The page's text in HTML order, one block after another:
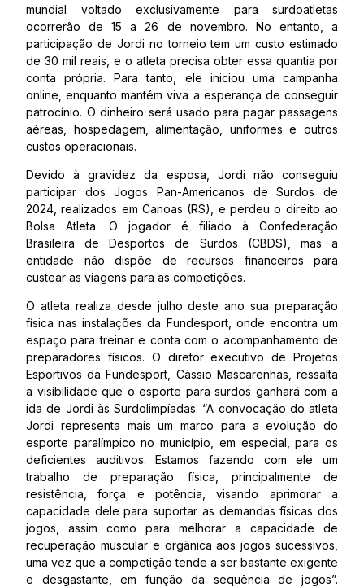
mundial voltado exclusivamente para surdoatletas
ocorrerão de 15 a 26 de novembro. No entanto, a
participação de Jordi no torneio tem um custo estimado
de 30 mil reais, e o atleta precisa obter essa quantia por
conta própria. Para tanto, ele iniciou uma campanha
online, enquanto mantém viva a esperança de conseguir
patrocínio. O dinheiro será usado para pagar passagens
aéreas, hospedagem, alimentação, uniformes e outros
custos operacionais.
Devido à gravidez da esposa, Jordi não conseguiu
participar dos Jogos Pan-Americanos de Surdos de
2024, realizados em Canoas (RS), e perdeu o direito ao
Bolsa Atleta. O jogador é filiado à Confederação
Brasileira de Desportos de Surdos (CBDS), mas a
entidade não dispõe de recursos financeiros para
custear as viagens para as competições.
O atleta realiza desde julho deste ano sua preparação
física nas instalações da Fundesport, onde encontra um
espaço para treinar e conta com o acompanhamento de
preparadores físicos. O diretor executivo de Projetos
Esportivos da Fundesport, Cássio Mascarenhas, ressalta
a visibilidade que o esporte para surdos ganhará com a
ida de Jordi às Surdolimpíadas. “A convocação do atleta
Jordi representa mais um marco para a evolução do
esporte paralímpico no município, em especial, para os
deficientes auditivos. Estamos fazendo com ele um
trabalho de preparação física, principalmente de
resistência, força e potência, visando aprimorar a
capacidade dele para suportar as demandas físicas dos
jogos, assim como para melhorar a capacidade de
recuperação muscular e orgânica aos jogos sucessivos,
uma vez que a competição tende a ser bastante exigente
e desgastante, em função da sequência de jogos”.